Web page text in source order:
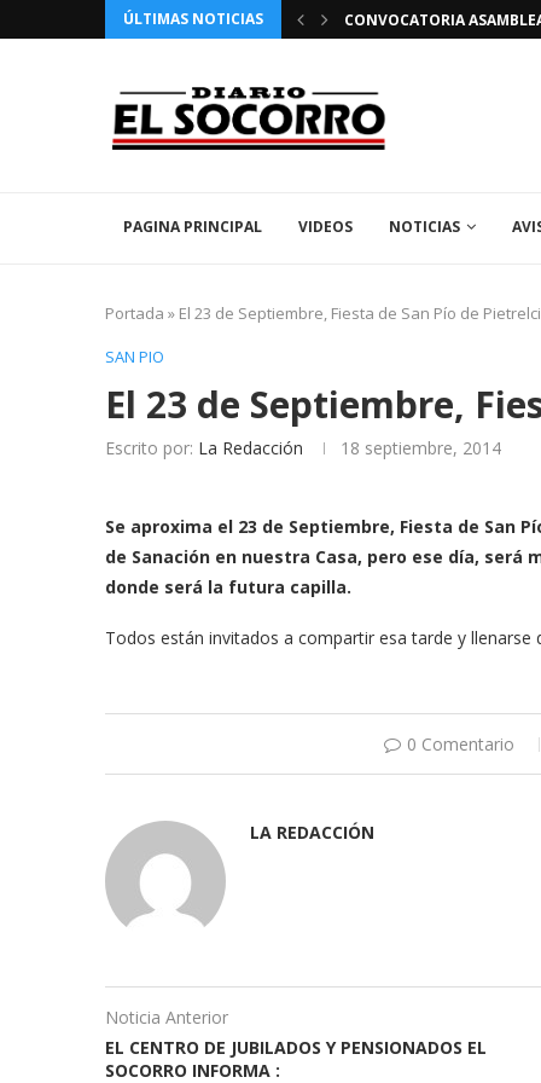
ÚLTIMAS NOTICIAS
PATRONALES 2026 EN EL SOCORRO CONVOCATORIA
PAGINA PRINCIPAL VIDEOS NOTICIAS
Portada » El 23 de Septiembre, Fiesta de San Pío de
SAN PIO
El 23 de Septiembre,
Escrito por: La Redacción 18 septiembre, 2014
Se aproxima el 23 de Septiembre, Fiesta de San
de Sanación en nuestra Casa, pero ese día,
donde será la futura capilla.
Todos están invitados a compartir esa tarde y llenarse
0 Comentario
LA REDACCIÓN
Noticia Anterior
EL CENTRO DE JUBILADOS Y PENSIONADOS EL
SOCORRO INFORMA :